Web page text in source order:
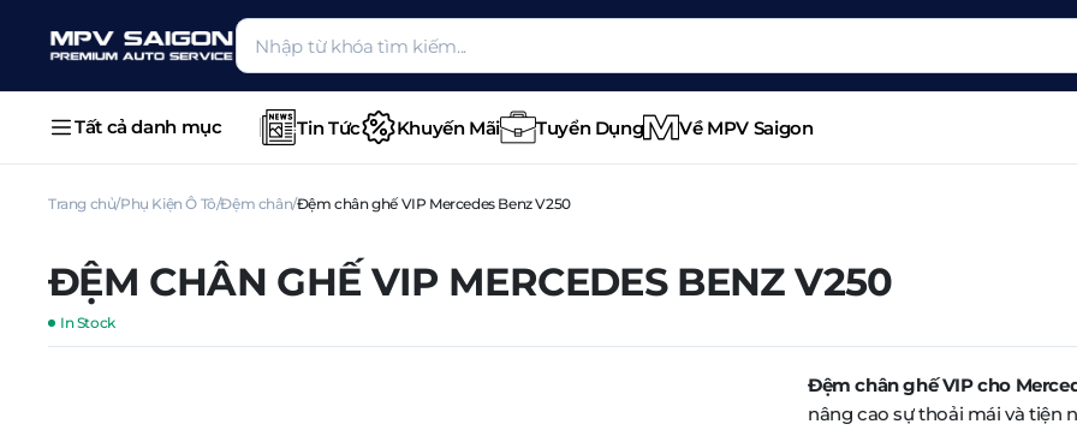
Tất cả danh mục Tin Tức Khuyến Mãi Tuyển Dụng Về MPV Saigon
Trang chủ Phụ Kiện Ô Tô Đệm chân Đệm chân ghế VIP Mercedes Benz V250
ĐỆM CHÂN GHẾ VIP MERCEDES BENZ V250
In Stock
Đệm chân ghế VIP cho
nâng cao sự thoải mái và tiện